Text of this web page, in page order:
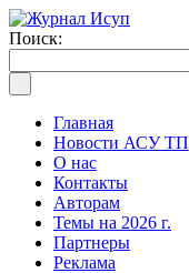
Поиск:
Главная
Новости АСУ ТП
О нас
Контакты
Авторам
Темы на 2026 г.
Партнеры
Реклама